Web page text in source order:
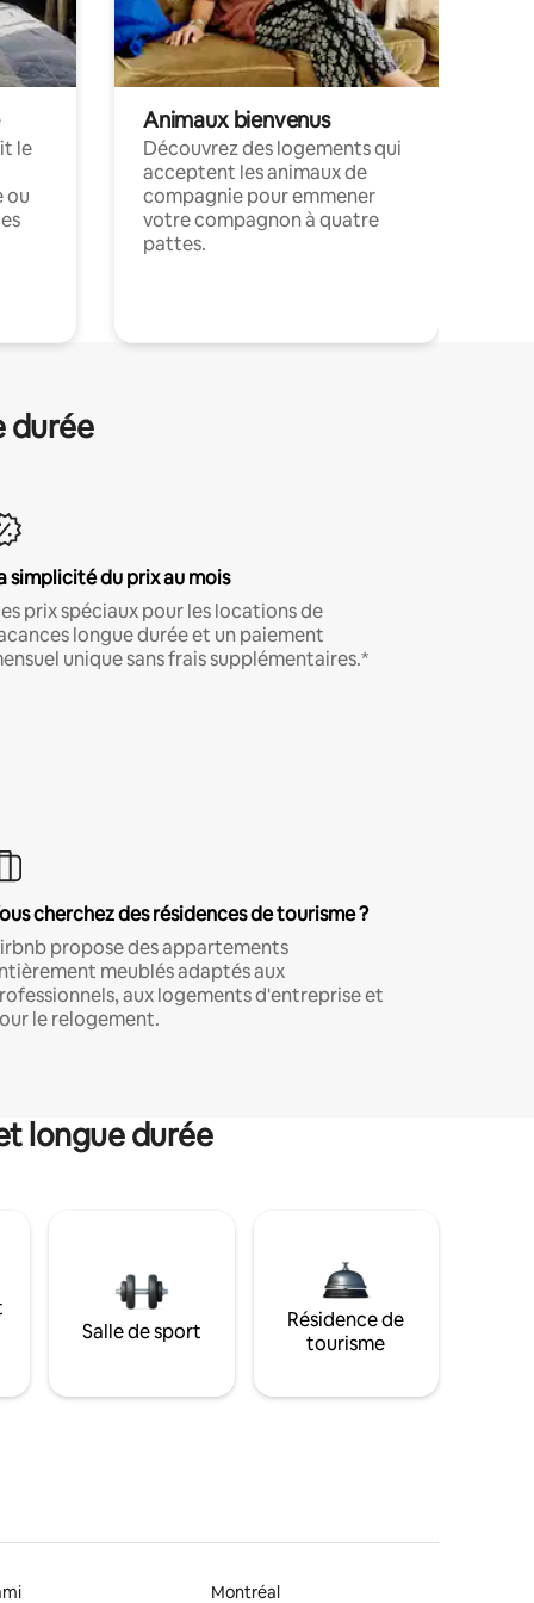
le
ou
Animaux bienvenus
Découvrez des logements qui
acceptent les animaux de
compagnie pour emmener
votre compagnon à quatre
pattes.
durée
simplicité du prix au mois
prix spéciaux pour les locations de
longue durée et un paiement
unique sans frais supplémentaires.*
cherchez des résidences de tourisme ?
propose des appartements
meublés adaptés aux
aux logements d'entreprise et
le relogement.
longue durée
Salle de sport
Résidence de
tourisme
Montréal